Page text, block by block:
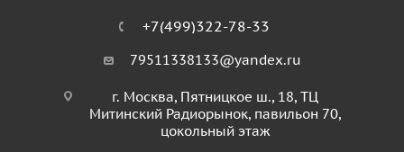
+7(499)322-78-33
79511338133@yandex.ru
г. Москва, Пятницкое ш., 18, ТЦ
Митинский Радиорынок, павильон 70,
цокольный этаж